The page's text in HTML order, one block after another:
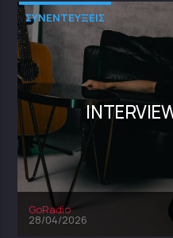
ΣΥΝΕΝΤΕΥΞΕΙΣ
GoRadio
28/04/2026